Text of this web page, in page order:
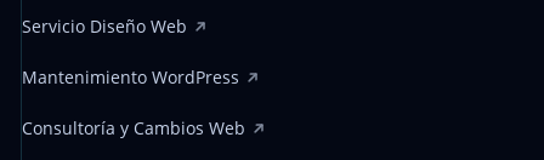
Servicio Diseño Web
Mantenimiento WordPress
Consultoría y Cambios Web